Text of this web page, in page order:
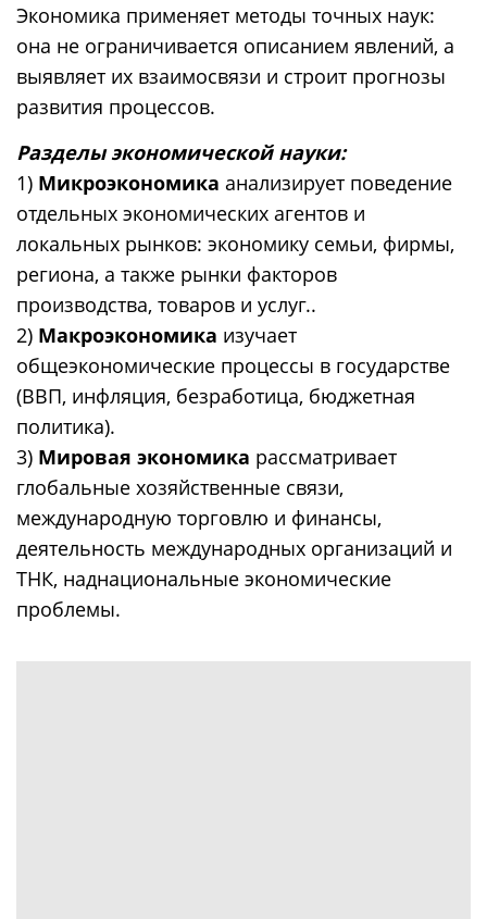
Экономика применяет методы точных наук:
она не ограничивается описанием явлений, а
выявляет их взаимосвязи и строит прогнозы
развития процессов.
Разделы экономической науки:
1) Микроэкономика анализирует поведение
отдельных экономических агентов и
локальных рынков: экономику семьи, фирмы,
региона, а также рынки факторов
производства, товаров и услуг..
2) Макроэкономика изучает
общеэкономические процессы в государстве
(ВВП, инфляция, безработица, бюджетная
политика).
3) Мировая экономика рассматривает
глобальные хозяйственные связи,
международную торговлю и финансы,
деятельность международных организаций и
ТНК, наднациональные экономические
проблемы.